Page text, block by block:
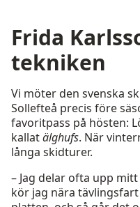
Frida
tekniken
Vi möter den svenska
Sollefteå precis före
favoritpass på hösten:
kallatälghufs. När
långa skidturer.
– Jag delar ofta upp
kör jag nära